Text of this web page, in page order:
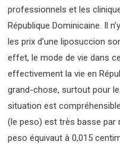
professionnels et les
République Dominicaine. Il
les prix d’une liposuccion
effet, le mode de vie dans
effectivement la vie en
grand-chose, surtout pour
situation est
(le peso) est très basse par
peso équivaut à 0,015